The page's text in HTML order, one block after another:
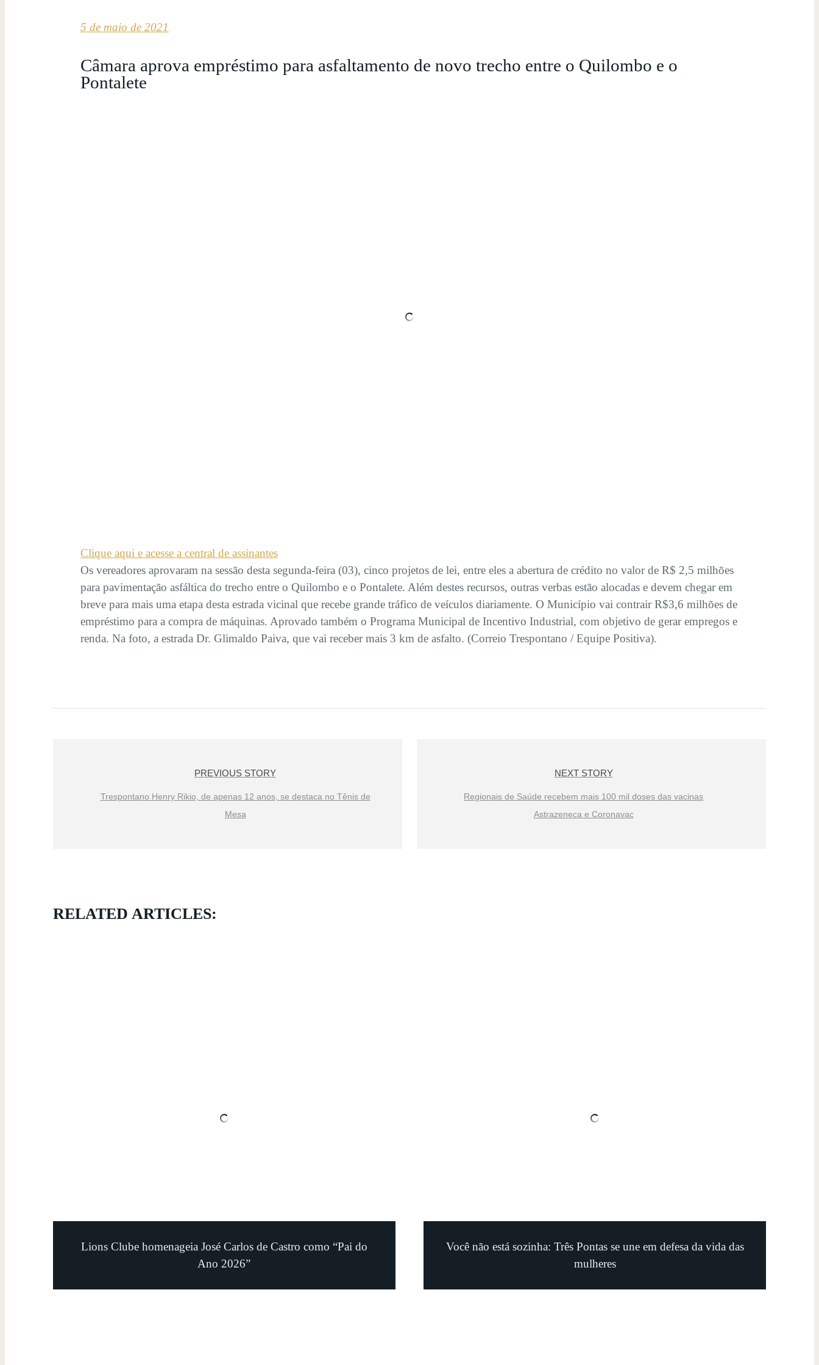
5 de maio de 2021
Câmara aprova empréstimo para asfaltamento de novo trecho entre o Quilombo e o
Pontalete
Clique aqui e acesse a central de assinantes
Os vereadores aprovaram na sessão desta segunda-feira (03), cinco projetos de lei, entre eles a abertura de crédito no valor de R$ 2,5 milhões
para pavimentação asfáltica do trecho entre o Quilombo e o Pontalete. Além destes recursos, outras verbas estão alocadas e devem chegar em
breve para mais uma etapa desta estrada vicinal que recebe grande tráfico de veículos diariamente. O Município vai contrair R$3,6 milhões de
empréstimo para a compra de máquinas. Aprovado também o Programa Municipal de Incentivo Industrial, com objetivo de gerar empregos e
renda. Na foto, a estrada Dr. Glimaldo Paiva, que vai receber mais 3 km de asfalto. (Correio Trespontano / Equipe Positiva).
PREVIOUS STORY
Trespontano Henry Rikio, de apenas 12 anos, se destaca no Tênis de
Mesa
NEXT STORY
Regionais de Saúde recebem mais 100 mil doses das vacinas
Astrazeneca e Coronavac
RELATED ARTICLES:
Lions Clube homenageia José Carlos de Castro como “Pai do
Ano 2026”
Você não está sozinha: Três Pontas se une em defesa da vida das
mulheres